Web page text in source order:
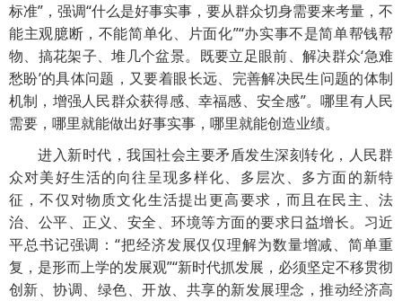
标准”，强调“什么是好事实事，要从群众切身需要来考量，不
能主观臆断，不能简单化、片面化”“办实事不是简单帮钱帮
物、搞花架子、堆几个盆景。既要立足眼前、解决群众‘急难
愁盼’的具体问题，又要着眼长远、完善解决民生问题的体制
机制，增强人民群众获得感、幸福感、安全感”。哪里有人民
需要，哪里就能做出好事实事，哪里就能创造业绩。
进入新时代，我国社会主要矛盾发生深刻转化，人民群
众对美好生活的向往呈现多样化、多层次、多方面的新特
征，不仅对物质文化生活提出更高要求，而且在民主、法
治、公平、正义、安全、环境等方面的要求日益增长。习近
平总书记强调：“把经济发展仅仅理解为数量增减、简单重
复，是形而上学的发展观”“新时代抓发展，必须坚定不移贯彻
创新、协调、绿色、开放、共享的新发展理念，推动经济高